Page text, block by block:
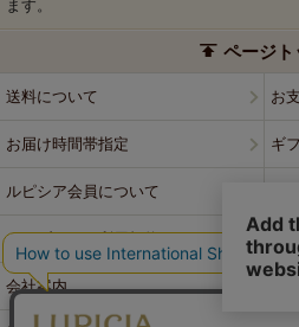
ます。
ページト
送料について お
お届け時間帯指定 ギ
ルピシア会員について
ウェブサイト利用規約 特
会社案内